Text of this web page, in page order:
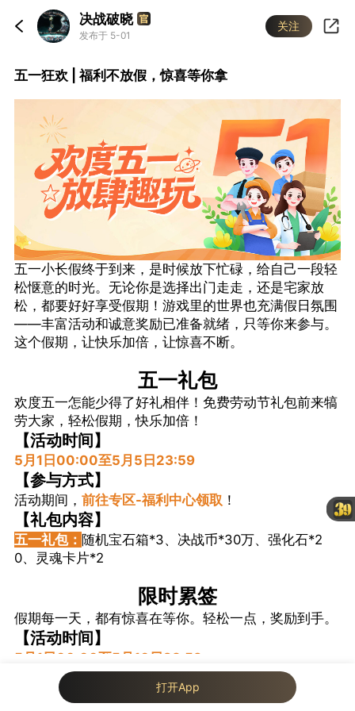
决战破晓
发布于 5-01
关注
五一狂欢 | 福利不放假，惊喜等你拿
五一小长假终于到来，是时候放下忙碌，给自己一段轻
松惬意的时光。无论你是选择出门走走，还是宅家放
松，都要好好享受假期！游戏里的世界也充满假日氛围
——丰富活动和诚意奖励已准备就绪，只等你来参与。
这个假期，让快乐加倍，让惊喜不断。
五一礼包
欢度五一怎能少得了好礼相伴！免费劳动节礼包前来犒
劳大家，轻松假期，快乐加倍！
【活动时间】
5月1日00:00至5月5日23:59
【参与方式】
活动期间， 前往专区-福利中心领取 ！
【礼包内容】
五一礼包： 随机宝石箱*3、决战币*30万、强化石*2
0、灵魂卡片*2
限时累签
假期每一天，都有惊喜在等你。轻松一点，奖励到手。
【活动时间】
5月1日00:00至5月10日23:59
【参与方式】
活动期间，
每日前往专区，点击「限时签到」进入活
我来说两句...
46
打开App